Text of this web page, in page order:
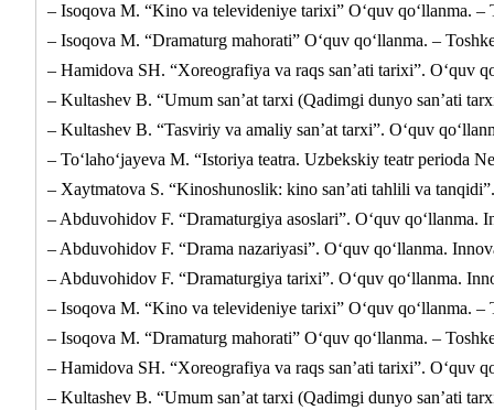
– Isoqova M. “Kino va televideniye tarixi” O‘quv qo‘llanma. –
– Isoqova M. “Dramaturg mahorati” O‘quv qo‘llanma. –
– Hamidova SH. “Xoreografiya va raqs san’ati tarixi”. O‘quv
– Kultashev B. “Umum san’at tarxi (Qadimgi dunyo san’ati
– Kultashev B. “Tasviriy va amaliy san’at tarxi”. O‘quv
– To‘laho‘jayeva M. “Istoriya teatra. Uzbekskiy teatr perioda
– Xaytmatova S. “Kinoshunoslik: kino san’ati tahlili va
– Abduvohidov F. “Dramaturgiya asoslari”. O‘quv qo‘llanma.
– Abduvohidov F. “Drama nazariyasi”. O‘quv qo‘llanma.
– Abduvohidov F. “Dramaturgiya tarixi”. O‘quv qo‘llanma.
– Isoqova M. “Kino va televideniye tarixi” O‘quv qo‘llanma. –
– Isoqova M. “Dramaturg mahorati” O‘quv qo‘llanma. –
– Hamidova SH. “Xoreografiya va raqs san’ati tarixi”. O‘quv
– Kultashev B. “Umum san’at tarxi (Qadimgi dunyo san’ati